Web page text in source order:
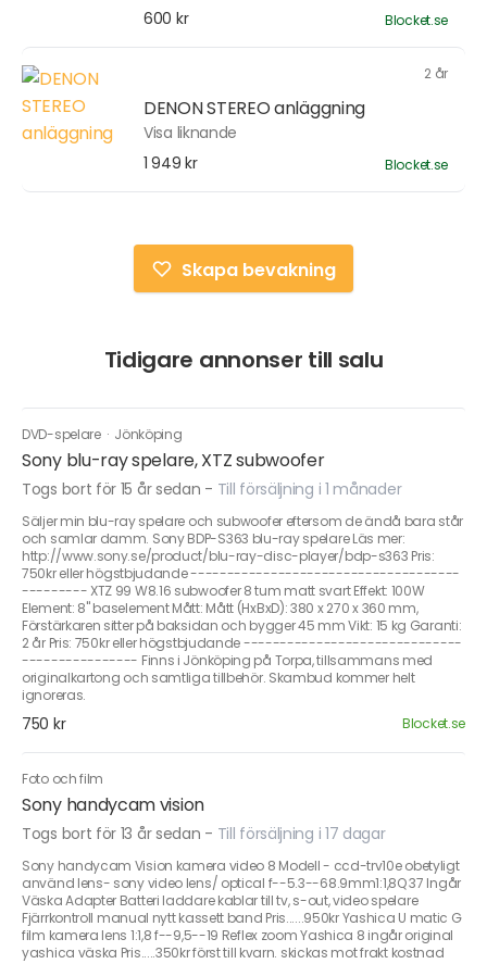
600 kr Blocket.se
2 år
DENON STEREO anläggning
Visa liknande
1 949 kr
Blocket.se
Skapa bevakning
Tidigare annonser till salu
DVD-spelare · Jönköping
Sony blu-ray spelare, XTZ subwoofer
Togs bort för 15 år sedan - Till försäljning i 1 månader
Säljer min blu-ray spelare och subwoofer eftersom de ändå bara står
och samlar damm. Sony BDP-S363 blu-ray spelare Läs mer:
http://www.sony.se/product/blu-ray-disc-player/bdp-s363 Pris:
750kr eller högstbjudande -------------------------------------
--------- XTZ 99 W8.16 subwoofer 8 tum matt svart Effekt: 100W
Element: 8" baselement Mått: Mått (HxBxD): 380 x 270 x 360 mm,
Förstärkaren sitter på baksidan och bygger 45 mm Vikt: 15 kg Garanti:
2 år Pris: 750kr eller högstbjudande ------------------------------
---------------- Finns i Jönköping på Torpa, tillsammans med
originalkartong och samtliga tillbehör. Skambud kommer helt
ignoreras.
750 kr Blocket.se
Foto och film
Sony handycam vision
Togs bort för 13 år sedan - Till försäljning i 17 dagar
Sony handycam Vision kamera video 8 Modell - ccd-trv10e obetyligt
använd lens- sony video lens/ optical f--5.3--68.9mm1:1,8Q 37 Ingår
Väska Adapter Batteri laddare kablar till tv, s-out, video spelare
Fjärrkontroll manual nytt kassett band Pris......950kr Yashica U matic G
film kamera lens 1:1,8 f--9,5--19 Reflex zoom Yashica 8 ingår original
yashica väska Pris.....350kr först till kvarn. skickas mot frakt kostnad